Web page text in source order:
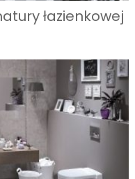
łazienkowej